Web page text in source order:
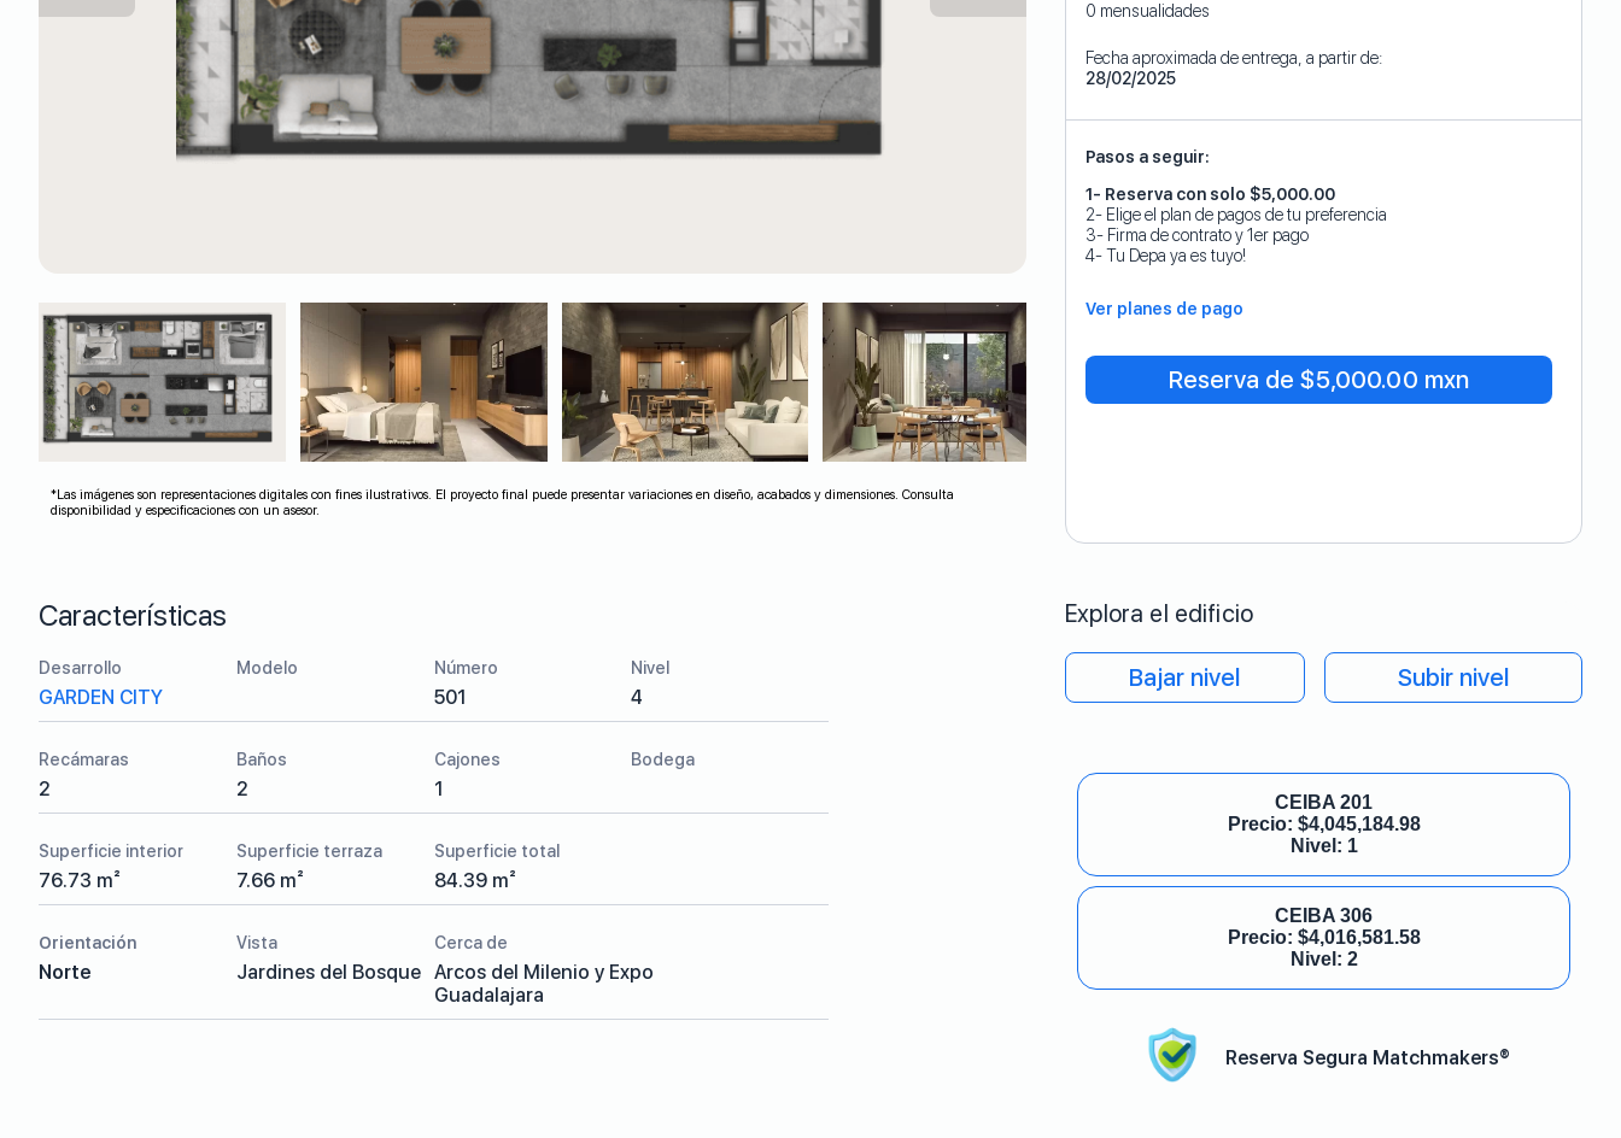
*Las imágenes son representaciones digitales con fines ilustrativos. El proyecto final puede presentar variaciones en diseño, acabados y dimensiones. Consulta
disponibilidad y especificaciones con un asesor.
0 mensualidades
Fecha aproximada de entrega, a partir de:
28/02/2025
Pasos a seguir:
1- Reserva con solo $5,000.00
2- Elige el plan de pagos de tu preferencia
3- Firma de contrato y 1er pago
4- Tu Depa ya es tuyo!
Ver planes de pago
Reserva de $5,000.00 mxn
Características
Desarrollo
GARDEN CITY
Modelo Número
501
Nivel
4
Recámaras
2
Baños
2
Cajones
1
Bodega
Superficie interior
76.73 m²
Superficie terraza
7.66 m²
Superficie total
84.39 m²
Orientación
Norte
Vista
Jardines del Bosque
Cerca de
Arcos del Milenio y Expo
Guadalajara
Explora el edificio
Bajar nivel Subir nivel
CEIBA 201
Precio: $4,045,184.98
Nivel: 1
CEIBA 306
Precio: $4,016,581.58
Nivel: 2
Reserva Segura Matchmakers®